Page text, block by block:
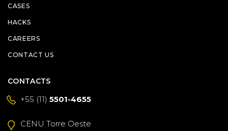
CASES
HACKS
CAREERS
CONTACT US
CONTACTS
+55 (11) 5501-4655
CENU Torre Oeste